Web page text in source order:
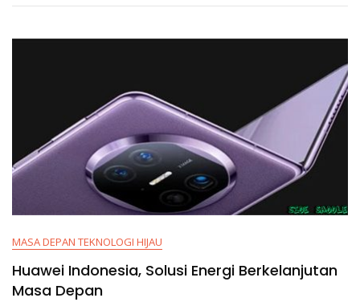
MASA DEPAN TEKNOLOGI HIJAU
Huawei Indonesia, Solusi Energi Berkelanjutan
Masa Depan